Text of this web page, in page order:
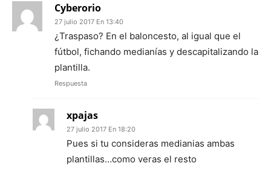
Cyberorio
27 julio 2017 En 13:40
¿Traspaso? En el baloncesto, al igual que el
fútbol, fichando medianías y descapitalizando la
plantilla.
Respuesta
xpajas
27 julio 2017 En 18:20
Pues si tu consideras medianias ambas
plantillas…como veras el resto